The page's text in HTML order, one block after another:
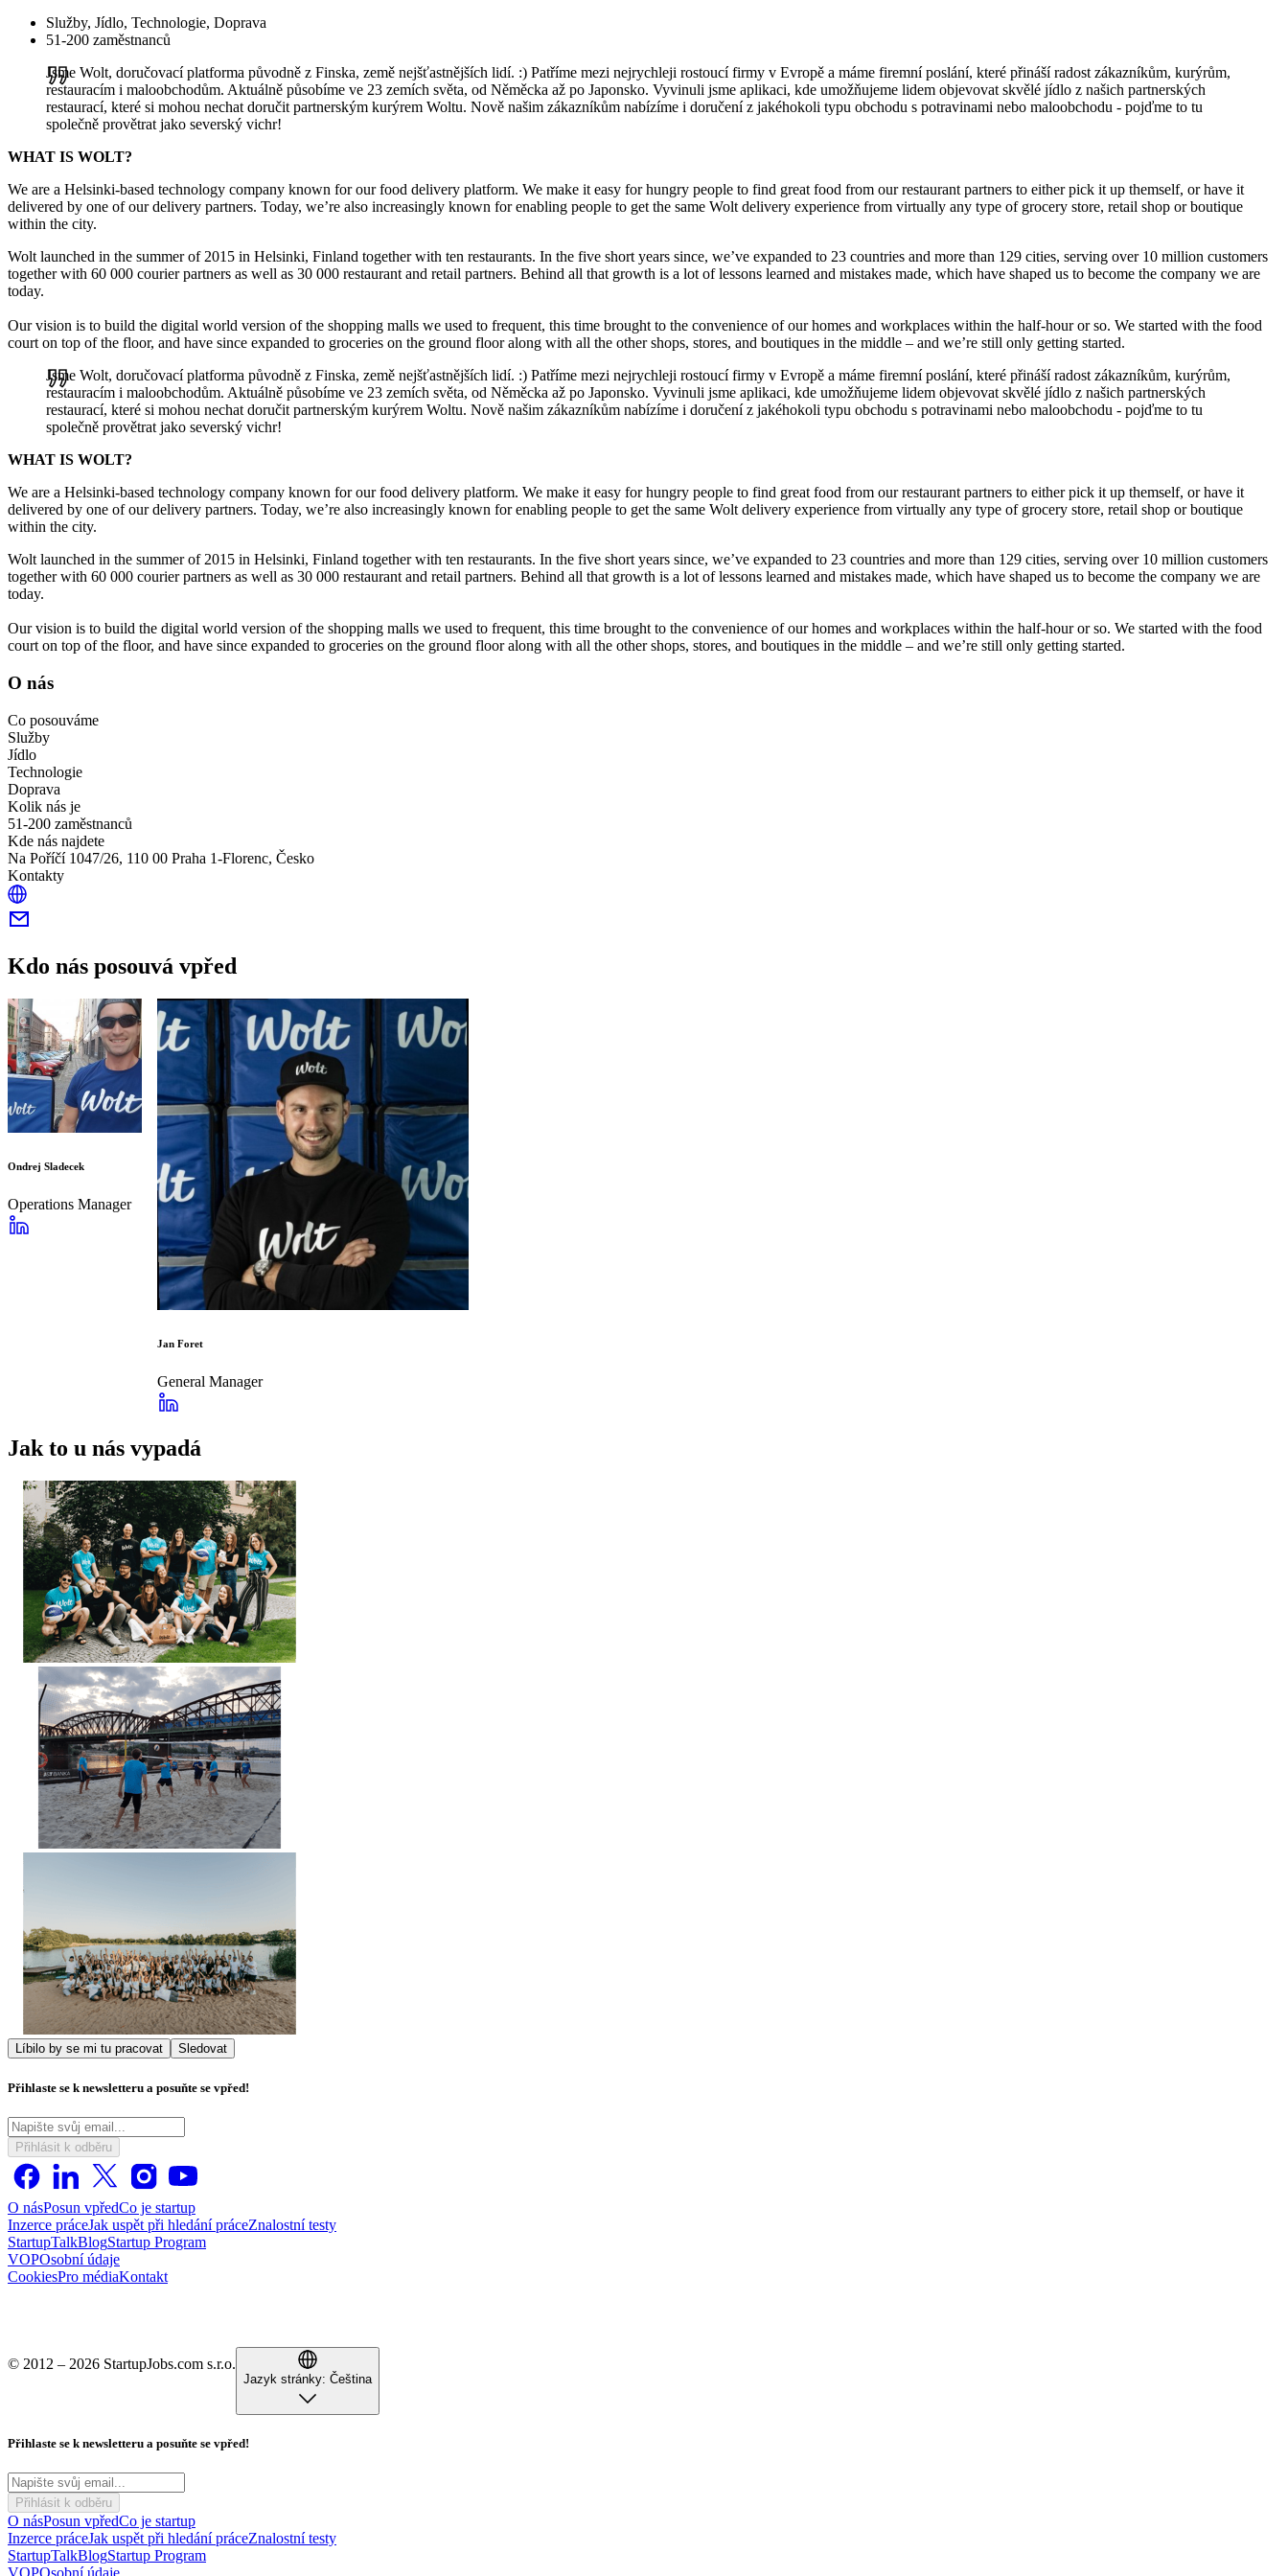
Služby, Jídlo, Technologie, Doprava
51-200 zaměstnanců
Jsme Wolt, doručovací platforma původně z Finska, země nejšťastnějších lidí. :) Patříme mezi nejrychleji rostoucí firmy v Evropě a máme firemní poslání, které přináší radost zákazníkům, kurýrům,
restauracím i maloobchodům. Aktuálně působíme ve 23 zemích světa, od Něměcka až po Japonsko. Vyvinuli jsme aplikaci, kde umožňujeme lidem objevovat skvělé jídlo z našich partnerských
restaurací, které si mohou nechat doručit partnerským kurýrem Woltu. Nově našim zákazníkům nabízíme i doručení z jakéhokoli typu obchodu s potravinami nebo maloobchodu - pojďme to tu
společně provětrat jako severský vichr!
WHAT IS WOLT?
We are a Helsinki-based technology company known for our food delivery platform. We make it easy for hungry people to find great food from our restaurant partners to either pick it up themself, or have it
delivered by one of our delivery partners. Today, we’re also increasingly known for enabling people to get the same Wolt delivery experience from virtually any type of grocery store, retail shop or boutique
within the city.
Wolt launched in the summer of 2015 in Helsinki, Finland together with ten restaurants. In the five short years since, we’ve expanded to 23 countries and more than 129 cities, serving over 10 million customers
together with 60 000 courier partners as well as 30 000 restaurant and retail partners. Behind all that growth is a lot of lessons learned and mistakes made, which have shaped us to become the company we are
today.
Our vision is to build the digital world version of the shopping malls we used to frequent, this time brought to the convenience of our homes and workplaces within the half-hour or so. We started with the food
court on top of the floor, and have since expanded to groceries on the ground floor along with all the other shops, stores, and boutiques in the middle – and we’re still only getting started.
Jsme Wolt, doručovací platforma původně z Finska, země nejšťastnějších lidí. :) Patříme mezi nejrychleji rostoucí firmy v Evropě a máme firemní poslání, které přináší radost zákazníkům, kurýrům,
restauracím i maloobchodům. Aktuálně působíme ve 23 zemích světa, od Něměcka až po Japonsko. Vyvinuli jsme aplikaci, kde umožňujeme lidem objevovat skvělé jídlo z našich partnerských
restaurací, které si mohou nechat doručit partnerským kurýrem Woltu. Nově našim zákazníkům nabízíme i doručení z jakéhokoli typu obchodu s potravinami nebo maloobchodu - pojďme to tu
společně provětrat jako severský vichr!
WHAT IS WOLT?
We are a Helsinki-based technology company known for our food delivery platform. We make it easy for hungry people to find great food from our restaurant partners to either pick it up themself, or have it
delivered by one of our delivery partners. Today, we’re also increasingly known for enabling people to get the same Wolt delivery experience from virtually any type of grocery store, retail shop or boutique
within the city.
Wolt launched in the summer of 2015 in Helsinki, Finland together with ten restaurants. In the five short years since, we’ve expanded to 23 countries and more than 129 cities, serving over 10 million customers
together with 60 000 courier partners as well as 30 000 restaurant and retail partners. Behind all that growth is a lot of lessons learned and mistakes made, which have shaped us to become the company we are
today.
Our vision is to build the digital world version of the shopping malls we used to frequent, this time brought to the convenience of our homes and workplaces within the half-hour or so. We started with the food
court on top of the floor, and have since expanded to groceries on the ground floor along with all the other shops, stores, and boutiques in the middle – and we’re still only getting started.
O nás
Co posouváme
Služby
Jídlo
Technologie
Doprava
Kolik nás je
51-200 zaměstnanců
Kde nás najdete
Na Poříčí 1047/26, 110 00 Praha 1-Florenc, Česko
Kontakty
Kdo nás posouvá vpřed
Ondrej Sladecek
Operations Manager
Jan Foret
General Manager
Jak to u nás vypadá
Líbilo by se mi tu pracovat Sledovat
Přihlaste se k newsletteru a posuňte se vpřed!
Přihlásit k odběru
O násPosun vpředCo je startup
Inzerce práceJak uspět při hledání práceZnalostní testy
StartupTalkBlogStartup Program
VOPOsobní údaje
CookiesPro médiaKontakt
© 2012 – 2026 StartupJobs.com s.r.o.
Jazyk stránky: Čeština
Přihlaste se k newsletteru a posuňte se vpřed!
Přihlásit k odběru
O násPosun vpředCo je startup
Inzerce práceJak uspět při hledání práceZnalostní testy
StartupTalkBlogStartup Program
VOPOsobní údaje